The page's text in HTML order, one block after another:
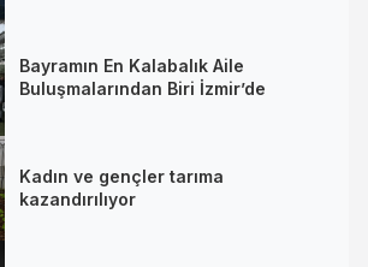
Bayramın En Kalabalık Aile
Buluşmalarından Biri İzmir’de
Kadın ve gençler tarıma
kazandırılıyor